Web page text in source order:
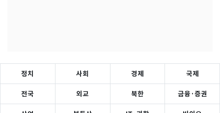
정치 사회 경제 국제
전국 외교 북한 금융·증권